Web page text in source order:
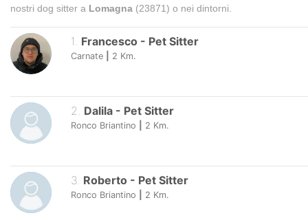
nostri dog sitter a Lomagna (23871) o nei dintorni.
1 Francesco - Pet Sitter
Carnate 2 Km.
2. Dalila - Pet Sitter
Ronco Briantino 2 Km.
3. Roberto - Pet Sitter
Ronco Briantino 2 Km.